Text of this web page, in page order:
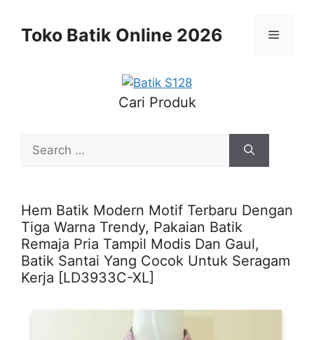
contentToko Batik Online 2026 Menu
Cari Produk
for:
Hem Batik Modern Motif Terbaru Dengan
Tiga Warna Trendy, Pakaian Batik
Remaja Pria Tampil Modis Dan Gaul,
Batik Santai Yang Cocok Untuk Seragam
Kerja [LD3933C-XL]